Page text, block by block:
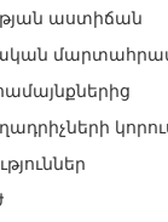
աստիճան